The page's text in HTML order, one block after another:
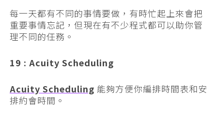
每一天都有不同的事情要做，有時忙起上來會把
重要事情忘記，但現在有不少程式都可以助你管
理不同的任務。
19 : Acuity Scheduling
Acuity Scheduling 能夠方便你編排時間表和安
排約會時間。